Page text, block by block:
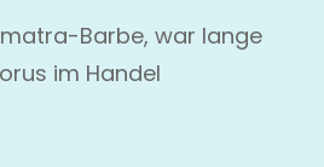
Barbe, war lange
im Handel